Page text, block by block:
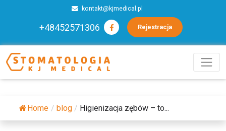
kontakt@kjmedical.pl
+48452571306 Rejestracja
Home / blog / Higienizacja zębów – to...